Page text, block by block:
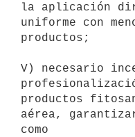
la aplicación
uniforme con
productos;
V) necesario
productos
aérea,
como